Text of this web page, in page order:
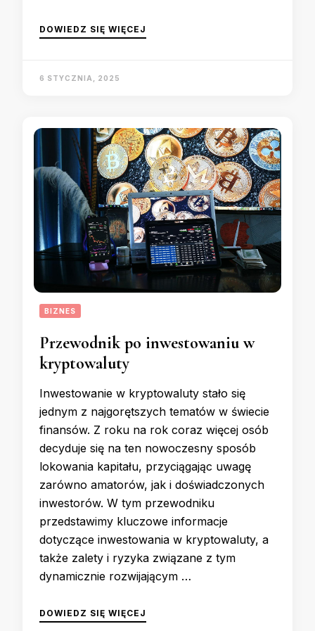
DOWIEDZ SIĘ WIĘCEJ
6 STYCZNIA, 2025
BIZNES
Przewodnik po inwestowaniu w
kryptowaluty
Inwestowanie w kryptowaluty stało się
jednym z najgorętszych tematów w świecie
finansów. Z roku na rok coraz więcej osób
decyduje się na ten nowoczesny sposób
lokowania kapitału, przyciągając uwagę
zarówno amatorów, jak i doświadczonych
inwestorów. W tym przewodniku
przedstawimy kluczowe informacje
dotyczące inwestowania w kryptowaluty, a
także zalety i ryzyka związane z tym
dynamicznie rozwijającym …
DOWIEDZ SIĘ WIĘCEJ